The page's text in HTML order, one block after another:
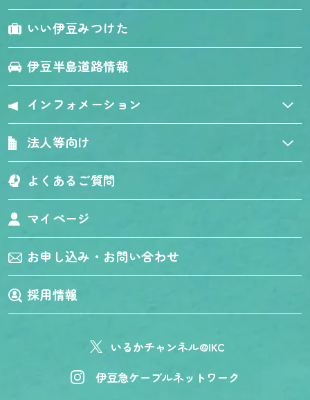
いい伊豆みつけた
伊豆半島道路情報
インフォメーション
法人等向け
よくあるご質問
マイページ
お申し込み・お問い合わせ
採用情報
いるかチャンネル@IKC
伊豆急ケーブルネットワーク